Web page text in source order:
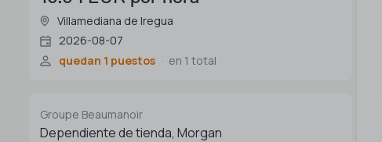
Villamediana de Iregua
2026-08-07
quedan 1 puestos
en 1 total
Groupe Beaumanoir
Dependiente de tienda, Morgan